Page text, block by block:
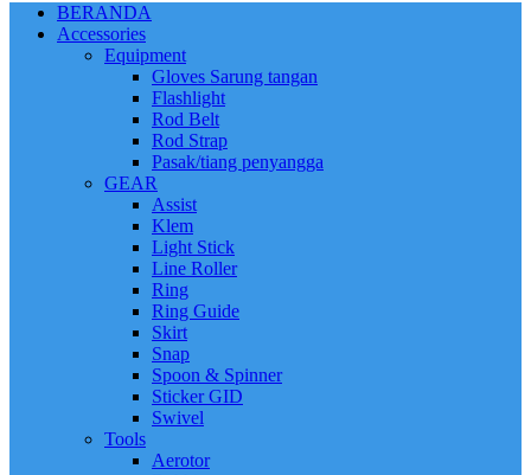
BERANDA
Accessories
Equipment
Gloves Sarung tangan
Flashlight
Rod Belt
Rod Strap
Pasak/tiang penyangga
GEAR
Assist
Klem
Light Stick
Line Roller
Ring
Ring Guide
Skirt
Snap
Spoon & Spinner
Sticker GID
Swivel
Tools
Aerotor